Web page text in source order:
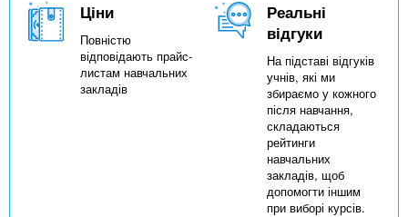
Ціни
Повністю
відповідають прайс-
листам навчальних
закладів
Реальні
відгуки
На підставі відгуків
учнів, які ми
збираємо у кожного
після навчання,
складаються
рейтинги
навчальних
закладів, щоб
допомогти іншим
при виборі курсів.